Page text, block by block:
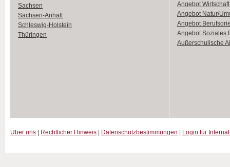
Sachsen
Sachsen-Anhalt
Schleswig-Holstein
Thüringen
Angebot Wirtschaft
Angebot Natur/
Angebot
Angebot Soziales
Außerschulische
Über uns Rechtlicher Hinweis Datenschutzbestimmungen Login für